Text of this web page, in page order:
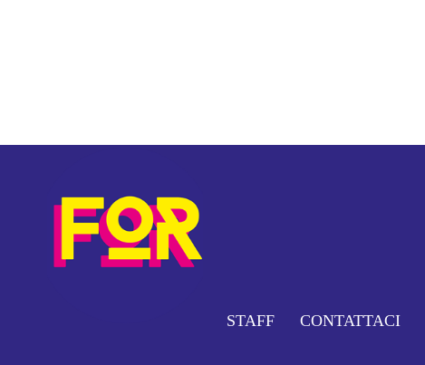
STAFF CONTATTACI